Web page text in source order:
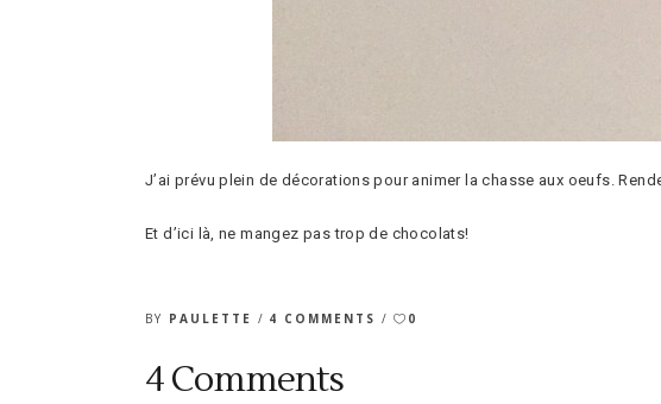
J’ai prévu plein de décorations pour animer la chasse aux oeufs.
Et d’ici là, ne mangez pas trop de chocolats!
BY PAULETTE 4 COMMENTS 0
4 Comments